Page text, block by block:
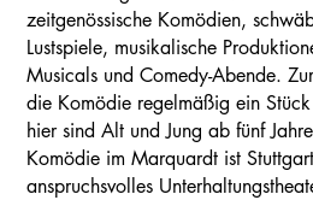
zeitgenössische Komödien,
Lustspiele, musikalische
Musicals und Comedy-Abende.
die Komödie regelmäßig ein
hier sind Alt und Jung ab fünf
Komödie im Marquardt ist
anspruchsvolles